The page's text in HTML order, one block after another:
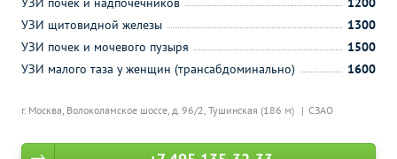
г. Москва, Волоколамское шоссе, д. 96/2, Тушинская (186 м) СЗАО
УЗИ щитовидной железы
1300
УЗИ почек и мочевого пузыря
1500
УЗИ малого таза у женщин (трансабдоминально)
1600